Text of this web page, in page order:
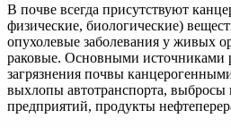
В почве всегда присутствуют
физические, биологические)
опухолевые заболевания у живых
раковые. Основными источниками
загрязнения почвы
выхлопы автотранспорта,
предприятий, продукты